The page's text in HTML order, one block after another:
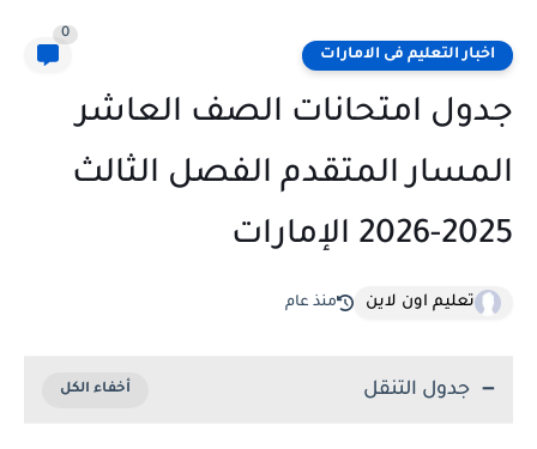
التعليم فى الامارات
امتحانات الصف العاشر
المتقدم الفصل الثالث
تعليم اون لاين منذ عام
جدول التنقل